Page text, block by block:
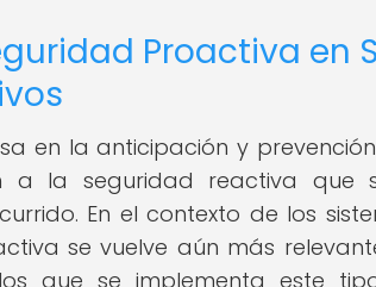
Proactiva en
en la anticipación y
a la seguridad reactiva que
En el contexto de los
se vuelve aún más
que se implementa este